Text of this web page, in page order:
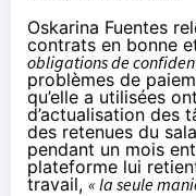
Oskarina Fuentes
contrats en bonne
obligations de
problèmes de
qu’elle a utilisées
d’actualisation des
des retenues du
pendant un mois
plateforme lui
travail, « la seule